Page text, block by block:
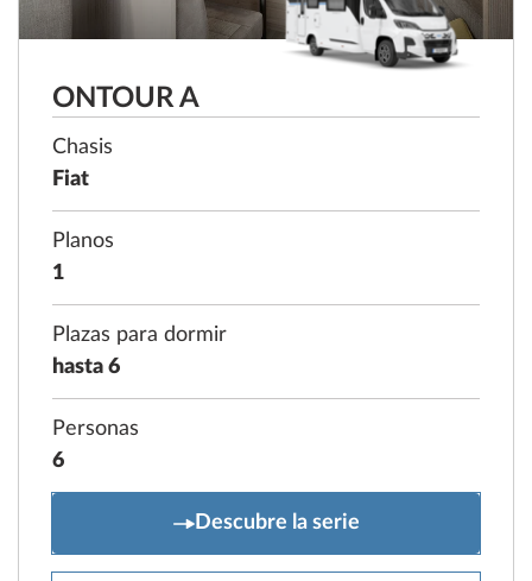
ONTOUR A
Chasis
Fiat
Planos
1
Plazas para dormir
hasta 6
Personas
6
ONTOUR A
Descubre la serie